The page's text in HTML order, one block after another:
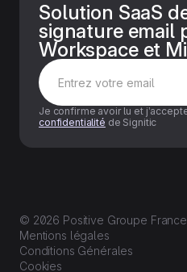
Solution SaaS
signature email
Workspace et
Je confirme avoir lu et
confidentialité de Signitic
© 2026 Positive Groupe France
Mentions légales
Conditions Générales
Cookies